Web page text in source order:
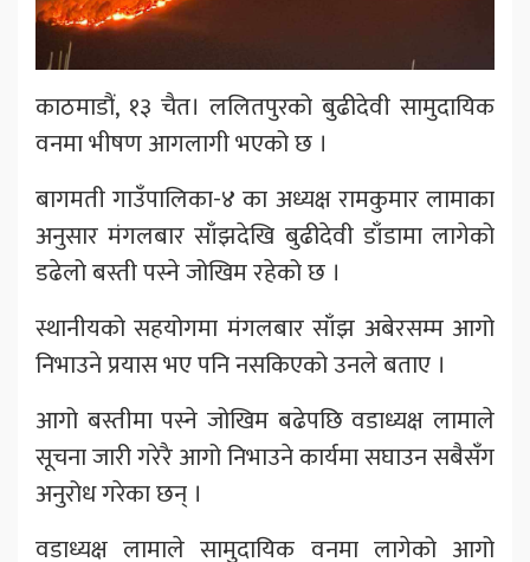
काठमाडौं, १३ चैत। ललितपुरको बुढीदेवी सामुदायिक
वनमा भीषण आगलागी भएको छ ।
बागमती गाउँपालिका-४ का अध्यक्ष रामकुमार लामाका
अनुसार मंगलबार साँझदेखि बुढीदेवी डाँडामा लागेको
डढेलो बस्ती पस्ने जोखिम रहेको छ ।
स्थानीयको सहयोगमा मंगलबार साँझ अबेरसम्म आगो
निभाउने प्रयास भए पनि नसकिएको उनले बताए ।
आगो बस्तीमा पस्ने जोखिम बढेपछि वडाध्यक्ष लामाले
सूचना जारी गरेरै आगो निभाउने कार्यमा सघाउन सबैसँग
अनुरोध गरेका छन् ।
वडाध्यक्ष लामाले सामुदायिक वनमा लागेको आगो